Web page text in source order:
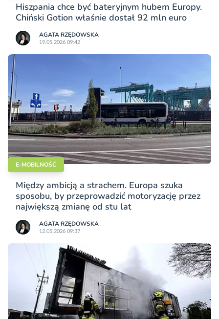
Hiszpania chce być bateryjnym hubem Europy.
Chiński Gotion właśnie dostał 92 mln euro
AGATA RZĘDOWSKA
19.05.2026 09:42
E-MOBILNOŚĆ
Między ambicją a strachem. Europa szuka
sposobu, by przeprowadzić motoryzację przez
największą zmianę od stu lat
AGATA RZĘDOWSKA
12.05.2026 09:37